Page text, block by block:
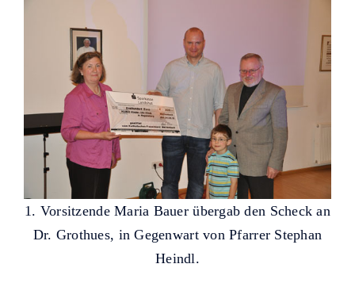
1. Vorsitzende Maria Bauer übergab den Scheck an
Dr. Grothues, in Gegenwart von Pfarrer Stephan
Heindl.